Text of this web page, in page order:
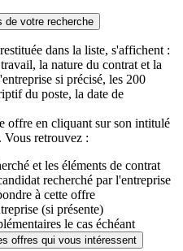
de votre recherche
dans la liste, s'affichent :
la nature du contrat et la
si précisé, les 200
du poste, la date de
offre en cliquant sur son intitulé
Vous retrouvez :
et les éléments de contrat
recherché par l'entreprise
à cette offre
(si présente)
le cas échéant
offres qui vous intéressent